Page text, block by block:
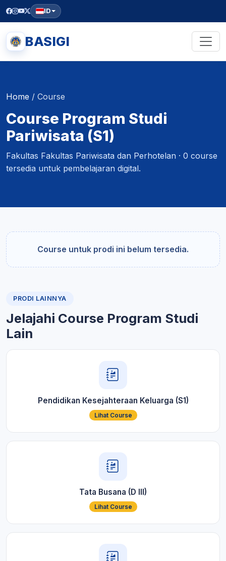
ID
BASIGI
Home / Course
Course Program Studi
Pariwisata (S1)
Fakultas Fakultas Pariwisata dan Perhotelan · 0 course
tersedia untuk pembelajaran digital.
Course untuk prodi ini belum tersedia.
PRODI LAINNYA
Jelajahi Course Program Studi
Lain
Pendidikan Kesejahteraan Keluarga (S1)
Lihat Course
Tata Busana (D III)
Lihat Course